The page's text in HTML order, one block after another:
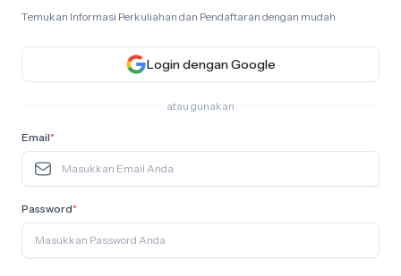
Temukan Informasi Perkuliahan dan Pendaftaran dengan mudah
Login dengan Google
atau gunakan
Email*
Password*